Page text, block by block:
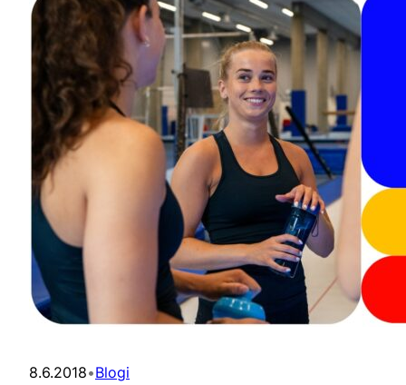
8.6.2018•Blogi